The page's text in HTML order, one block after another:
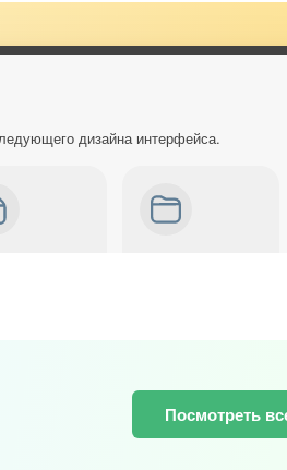
дизайна интерфейса.
Посмотреть